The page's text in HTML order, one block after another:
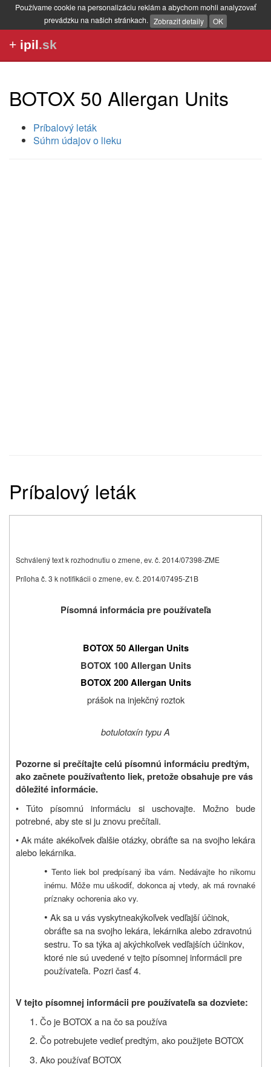
Používame cookie na personalizáciu reklám a abychom mohli analyzovať
prevádzku na našich stránkach. Zobrazit detaily OK
+ ipil.sk
BOTOX 50 Allergan Units
Príbalový leták
Súhrn údajov o lieku
Príbalový leták
Schválený text k rozhodnutiu o zmene, ev. č. 2014/07398-ZME
Príloha č. 3 k notifikácii o zmene, ev. č. 2014/07495-Z1B
Písomná informácia pre používateľa
BOTOX 50 Allergan Units
BOTOX 100 Allergan Units
BOTOX 200 Allergan Units
prášok na injekčný roztok
botulotoxín typu A
Pozorne si prečítajte celú písomnú informáciu predtým,
ako začnete používaťtento liek, pretože obsahuje pre vás
dôležité informácie.
• Túto písomnú informáciu si uschovajte. Možno bude
potrebné, aby ste si ju znovu prečítali.
• Ak máte akékoľvek ďalšie otázky, obráťte sa na svojho lekára
alebo lekárnika.
• Tento liek bol predpísaný iba vám. Nedávajte ho nikomu
inému. Môže mu uškodiť, dokonca aj vtedy, ak má rovnaké
príznaky ochorenia ako vy.
• Aksa u vás vyskytneakýkoľvek vedľajší účinok,
obráťte sa na svojho lekára, lekárnika alebo zdravotnú
sestru. To sa týka aj akýchkoľvek vedľajších účinkov,
ktoré nie sú uvedené v tejto písomnej informácii pre
používateľa. Pozri časť 4.
V tejto písomnej informácii pre používateľa sa dozviete:
Čo je BOTOX a na čo sa používa
Čo potrebujete vedieť predtým, ako použijete BOTOX
Ako používať BOTOX